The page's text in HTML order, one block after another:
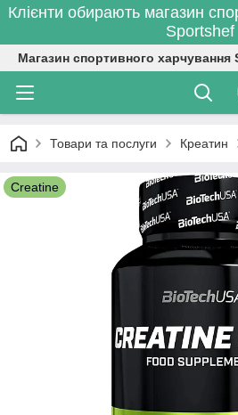
Клієнти обирають магазин
Sportshef
Магазин спортивного харчування
Товари та послуги Креатин
Creatine